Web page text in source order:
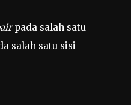
pada salah satu
salah satu sisi